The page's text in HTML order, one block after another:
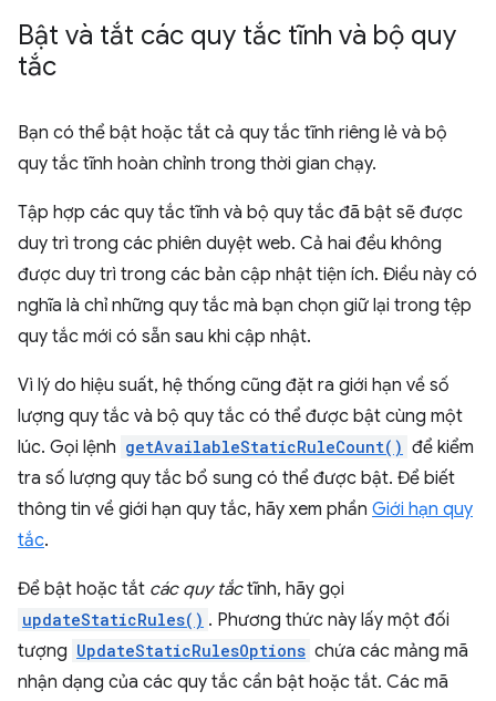
Bật và tắt các quy tắc tĩnh và bộ quy
tắc
Bạn có thể bật hoặc tắt cả quy tắc tĩnh riêng lẻ và bộ
quy tắc tĩnh hoàn chỉnh trong thời gian chạy.
Tập hợp các quy tắc tĩnh và bộ quy tắc đã bật sẽ được
duy trì trong các phiên duyệt web. Cả hai đều không
được duy trì trong các bản cập nhật tiện ích. Điều này có
nghĩa là chỉ những quy tắc mà bạn chọn giữ lại trong tệp
quy tắc mới có sẵn sau khi cập nhật.
Vì lý do hiệu suất, hệ thống cũng đặt ra giới hạn về số
lượng quy tắc và bộ quy tắc có thể được bật cùng một
lúc. Gọi lệnh getAvailableStaticRuleCount() để kiểm
tra số lượng quy tắc bổ sung có thể được bật. Để biết
thông tin về giới hạn quy tắc, hãy xem phần Giới hạn quy
tắc.
Để bật hoặc tắt các quy tắctĩnh, hãy gọi
updateStaticRules() . Phương thức này lấy một đối
tượng UpdateStaticRulesOptions chứa các mảng mã
nhận dạng của các quy tắc cần bật hoặc tắt. Các mã